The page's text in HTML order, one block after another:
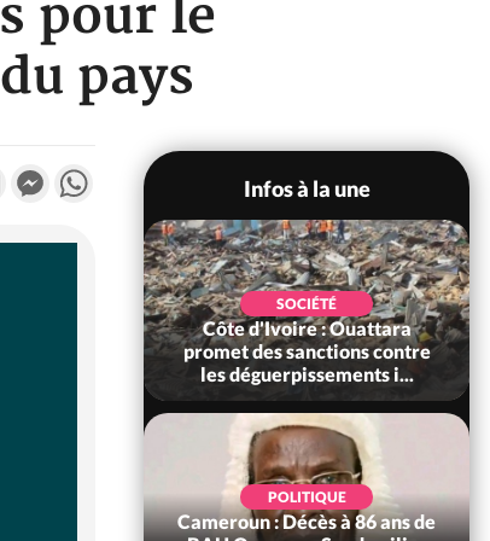
pour le
pays
Gmail MessengerWhatsApp
Infos à la une
le pari
SOCIÉTÉ
Côte d'Ivoire : Ouattara
promet des sanctions contre
les déguerpissements i...
POLITIQUE
Cameroun : Décès à 86 ans de